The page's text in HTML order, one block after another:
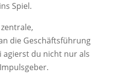
Spiel.
die Geschäftsführung
agierst du nicht nur als